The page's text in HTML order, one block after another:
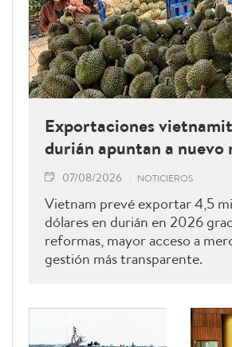
Exportaciones
durián apuntan a nuevo
07/08/2026 NOTICIEROS
Vietnam prevé exportar 4,5
dólares en durián en 2026
reformas, mayor acceso a
gestión más transparente.